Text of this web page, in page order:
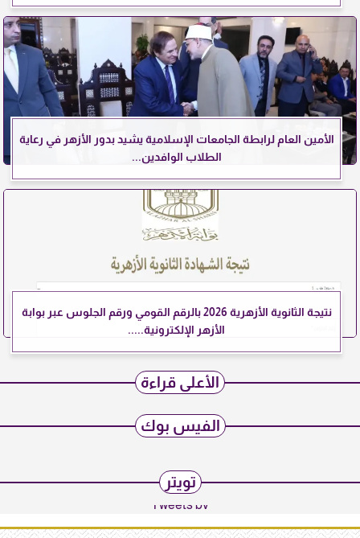
الأمين العام لرابطة الجامعات الإسلامية يشيد بدور الأزهر في رعاية
الطلاب الوافدين...
نتيجة الثانوية الأزهرية 2026 بالرقم القومي ورقم الجلوس عبر بوابة
الأزهر الإلكترونية.....
الأعلى قراءة
الفيس بوك
تويتر
Tweets by